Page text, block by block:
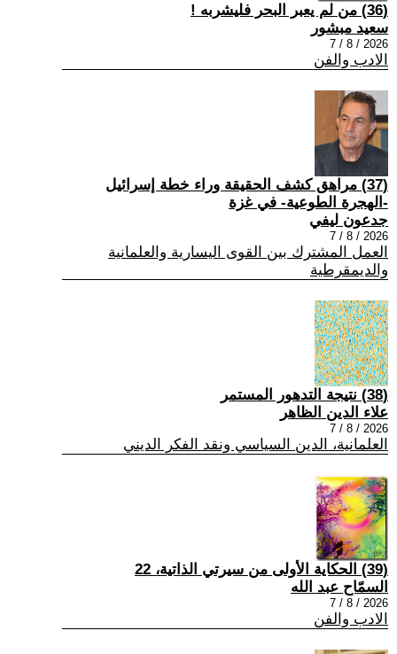
(36) من لم يعبر البحر فليشربه !
سعيد مبشور
2026 / 8 / 7
الادب والفن
(37) مراهق كشف الحقيقة وراء خطة إسرائيل
-الهجرة الطوعية- في غزة
جدعون ليفي
2026 / 8 / 7
العمل المشترك بين القوى اليسارية والعلمانية
والديمقرطية
(38) نتيجة التدهور المستمر
علاء الدين الظاهر
2026 / 8 / 7
العلمانية، الدين السياسي ونقد الفكر الديني
(39) الحكاية الأولى من سيرتي الذاتية، 22
السمّاح عبد الله
2026 / 8 / 7
الادب والفن